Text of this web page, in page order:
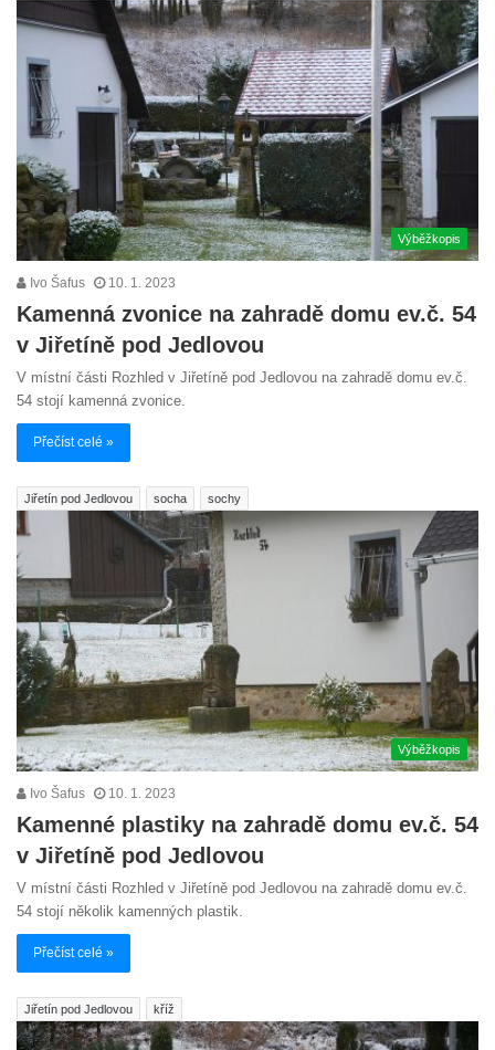
Výběžkopis
Ivo Šafus 10. 1. 2023
Kamenná zvonice na zahradě domu ev.č. 54
v Jiřetíně pod Jedlovou
V místní části Rozhled v Jiřetíně pod Jedlovou na zahradě domu ev.č.
54 stojí kamenná zvonice.
Přečíst celé »
Jiřetín pod Jedlovou socha sochy
Výběžkopis
Ivo Šafus 10. 1. 2023
Kamenné plastiky na zahradě domu ev.č. 54
v Jiřetíně pod Jedlovou
V místní části Rozhled v Jiřetíně pod Jedlovou na zahradě domu ev.č.
54 stojí několik kamenných plastik.
Přečíst celé »
Jiřetín pod Jedlovou kříž